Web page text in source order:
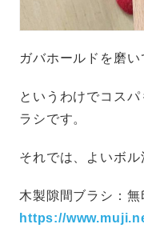
ガバホールドを磨い
というわけでコス
ラシです。
それでは、よいボル
木製隙間ブラシ：無
https://